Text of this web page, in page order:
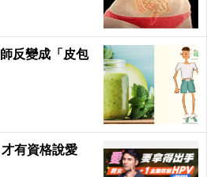
反變成「皮包
有資格說愛